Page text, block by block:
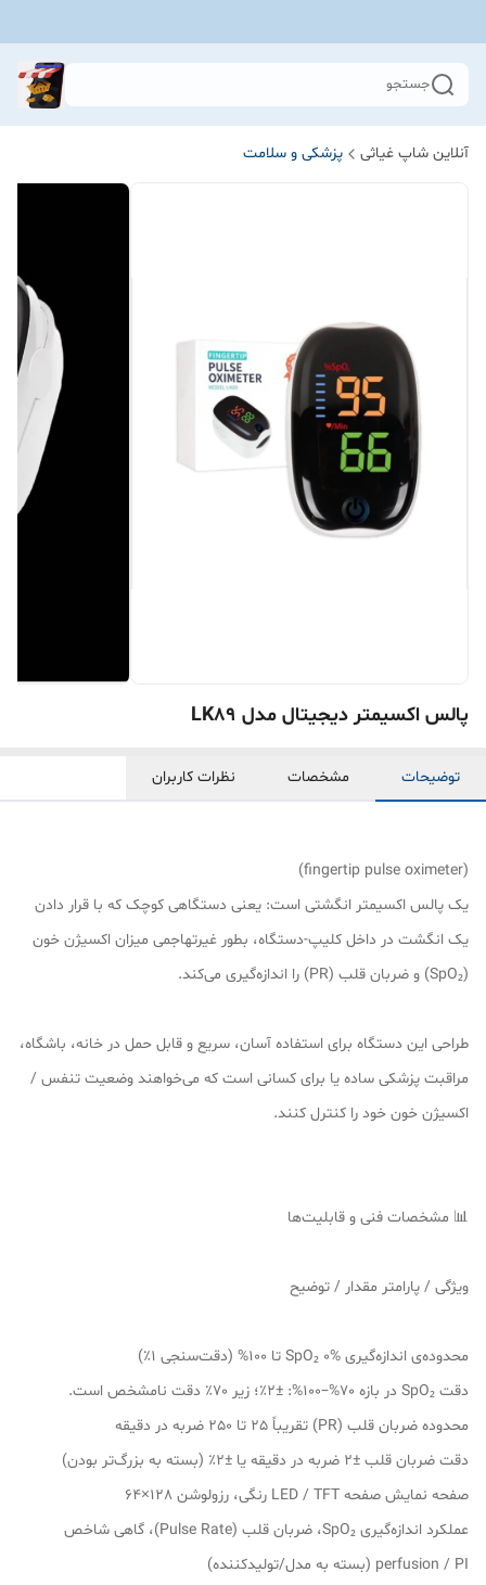
جستجو
آنلاین شاپ غیاثی پزشکی و سلامت
پالس اکسیمتر دیجیتال مدل LK89
توضیحات مشخصات نظرات کاربران
(fingertip pulse oximeter)
یک پالس اکسیمتر انگشتی است: یعنی دستگاهی کوچک که با قرار دادن
یک انگشت در داخل کلیپ-دستگاه، بطور غیرتهاجمی میزان اکسیژن خون
(SpO₂) و ضربان قلب (PR) را اندازه‌گیری می‌کند.
طراحی این دستگاه برای استفاده آسان، سریع و قابل حمل در خانه، باشگاه،
مراقبت پزشکی ساده یا برای کسانی است که می‌خواهند وضعیت تنفس /
اکسیژن خون خود را کنترل کنند.
📊 مشخصات فنی و قابلیت‌ها
ویژگی / پارامتر مقدار / توضیح
محدوده‌ی اندازه‌گیری SpO₂ 0% تا 100% (دقت‎‌سنجی 1٪)
دقت SpO₂ در بازه 70%–100%: ±2٪؛ زیر 70٪ دقت نامشخص است.
محدوده ضربان قلب (PR) تقریباً 25 تا 250 ضربه در دقیقه
دقت ضربان قلب ±2 ضربه در دقیقه یا ±2٪ (بسته به بزرگ‌تر بودن)
صفحه نمایش صفحه LED / TFT رنگی، رزولوشن 128×64
عملکرد اندازه‌گیری SpO₂، ضربان قلب (Pulse Rate)، گاهی شاخص
perfusion / PI (بسته به مدل/تولیدکننده)